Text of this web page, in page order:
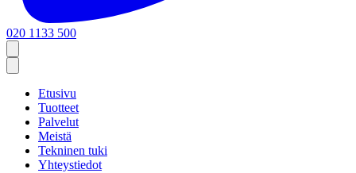
020 1133 500
Etusivu
Tuotteet
Palvelut
Meistä
Tekninen tuki
Yhteystiedot